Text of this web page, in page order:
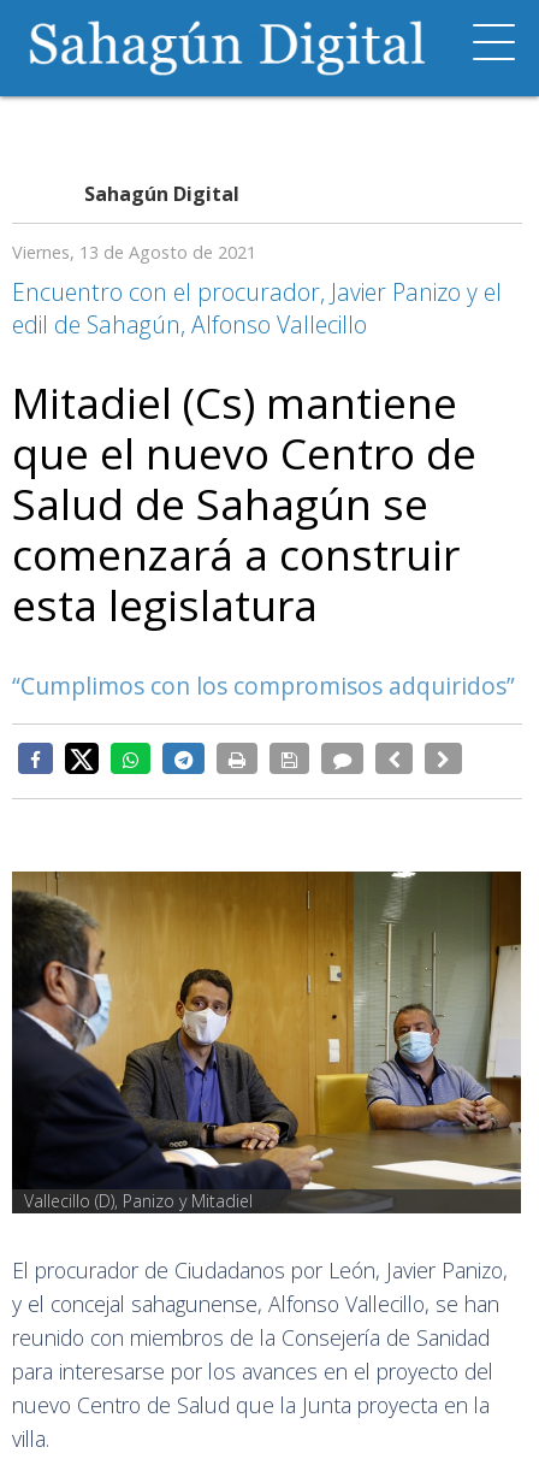
Sahagún Digital
Viernes, 13 de Agosto de 2021
Encuentro con el procurador, Javier Panizo y el
edil de Sahagún, Alfonso Vallecillo
Mitadiel (Cs) mantiene
que el nuevo Centro de
Salud de Sahagún se
comenzará a construir
esta legislatura
“Cumplimos con los compromisos adquiridos”
Vallecillo (D), Panizo y Mitadiel
El procurador de Ciudadanos por León, Javier Panizo,
y el concejal sahagunense, Alfonso Vallecillo, se han
reunido con miembros de la Consejería de Sanidad
para interesarse por los avances en el proyecto del
nuevo Centro de Salud que la Junta proyecta en la
villa.